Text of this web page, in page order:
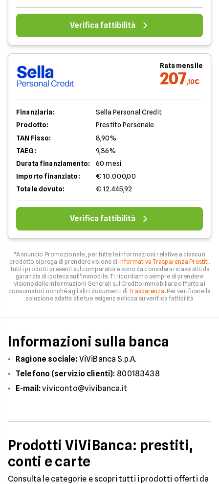
Verifica fattibilità
Rata mensile
207,10€
Finanziaria:
Sella Personal Credit
Prodotto:
Prestito Personale
TAN Fisso:
8,90%
TAEG:
9,36%
Durata finanziamento:
60 mesi
Importo finanziato:
€ 10.000,00
Totale dovuto:
€ 12.445,92
Verifica fattibilità
*Annuncio Promozionale , per tutte le informazioni relative a ciascun
prodotto si prega di prendere visione diInformativa Trasparenza Prestiti.
Tutti i prodotti presenti sul comparatore sono da considerarsi assistiti da
garanzia di ipoteca sull'immobile. Ti ricordiamo sempre di prendere
visione delle Informazioni Generali sul Credito Immobiliare offerto ai
consumatori nonché agli altri documenti di Trasparenza . Per verificare la
soluzione adatta alle tue esigenze clicca su verifica fattibilità
Informazioni sulla banca
Ragione sociale: ViViBanca S.p.A.
Telefono (servizio clienti): 800183438
E-mail:viviconto@vivibanca.it
Prodotti ViViBanca: prestiti,
conti e carte
Consulta le categorie e scopri tutti i prodotti offerti da